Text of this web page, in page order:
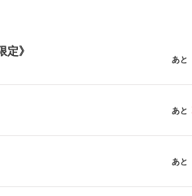
》
あと
あと
あと